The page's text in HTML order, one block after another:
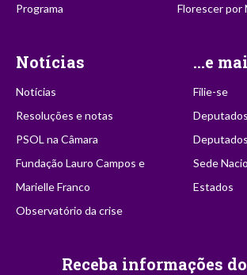
Programa
Florescer por
Notícias
Notícias
Resoluções e notas
PSOL na Câmara
Fundação Lauro Campos e
Marielle Franco
Observatório da crise
...e
Filie-se
Sede
Estados
Receba informações do